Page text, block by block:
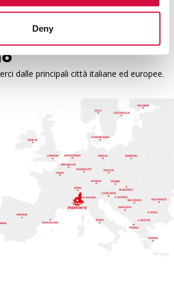
Deny
dalle principali città italiane ed europee.